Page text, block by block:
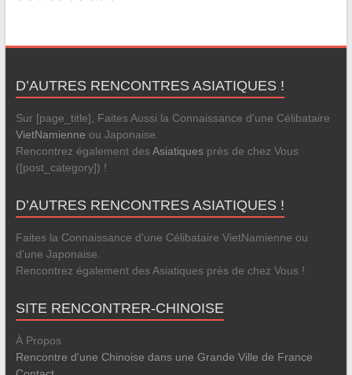
D’AUTRES RENCONTRES ASIATIQUES !
Sur [page_title], Faites Aussi la Connaissance d'une Célibataire
VietNamienne ou Japonaise.
Rencontrez également desAsiatiquesprès de chez Vous
([post_category]) !
D’AUTRES RENCONTRES ASIATIQUES !
Faites la Connaissance d'une Célibataire VietNamienne ou
d'une Japonaise.
Rencontrez également des Asiatiques près de chez Vous !
SITE RENCONTRER-CHINOISE
À Propos
Rencontre d'une Chinoise dans une Grande Ville de France